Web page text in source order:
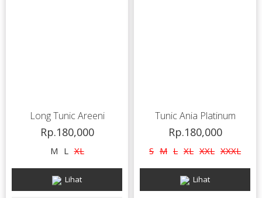
Long Tunic Areeni
Rp.180,000
M L XL
Lihat
Tunic Ania Platinum
Rp.180,000
S M L XL XXL XXXL
Lihat